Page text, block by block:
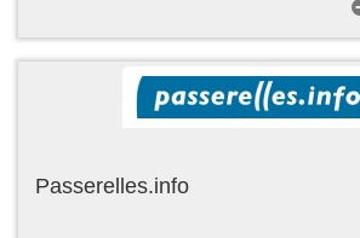
Passerelles.info